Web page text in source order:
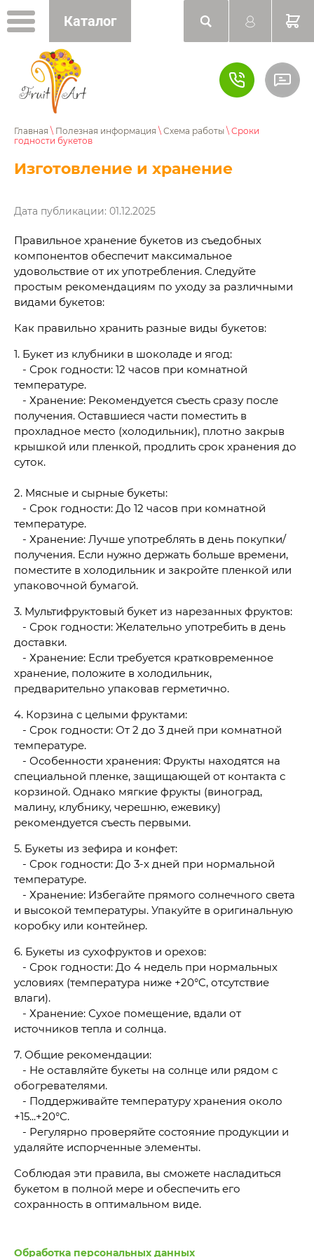
Каталог
Главная \ Полезная информация \ Схема работы \ Сроки
годности букетов
Изготовление и хранение
Дата публикации: 01.12.2025
Правильное хранение букетов из съедобных
компонентов обеспечит максимальное
удовольствие от их употребления. Следуйте
простым рекомендациям по уходу за различными
видами букетов:
Как правильно хранить разные виды букетов:
1. Букет из клубники в шоколаде и ягод:
- Срок годности: 12 часов при комнатной
температуре.
- Хранение: Рекомендуется съесть сразу после
получения. Оставшиеся части поместить в
прохладное место (холодильник), плотно закрыв
крышкой или пленкой, продлить срок хранения до
суток.
2. Мясные и сырные букеты:
- Срок годности: До 12 часов при комнатной
температуре.
- Хранение: Лучше употреблять в день покупки/
получения. Если нужно держать больше времени,
поместите в холодильник и закройте пленкой или
упаковочной бумагой.
3. Мультифруктовый букет из нарезанных фруктов:
- Срок годности: Желательно употребить в день
доставки.
- Хранение: Если требуется кратковременное
хранение, положите в холодильник,
предварительно упаковав герметично.
4. Корзина с целыми фруктами:
- Срок годности: От 2 до 3 дней при комнатной
температуре.
- Особенности хранения: Фрукты находятся на
специальной пленке, защищающей от контакта с
корзиной. Однако мягкие фрукты (виноград,
малину, клубнику, черешню, ежевику)
рекомендуется съесть первыми.
5. Букеты из зефира и конфет:
- Срок годности: До 3-х дней при нормальной
температуре.
- Хранение: Избегайте прямого солнечного света
и высокой температуры. Упакуйте в оригинальную
коробку или контейнер.
6. Букеты из сухофруктов и орехов:
- Срок годности: До 4 недель при нормальных
условиях (температура ниже +20°C, отсутствие
влаги).
- Хранение: Сухое помещение, вдали от
источников тепла и солнца.
7. Общие рекомендации:
- Не оставляйте букеты на солнце или рядом с
обогревателями.
- Поддерживайте температуру хранения около
+15...+20°С.
- Регулярно проверяйте состояние продукции и
удаляйте испорченные элементы.
Соблюдая эти правила, вы сможете насладиться
букетом в полной мере и обеспечить его
сохранность в оптимальном виде.
Обработка персональных данных